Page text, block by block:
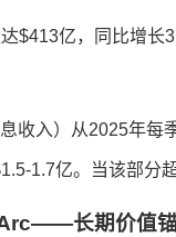
$413亿，同比增长
收入）从2025年每
1.7亿。当该部分
长期价值